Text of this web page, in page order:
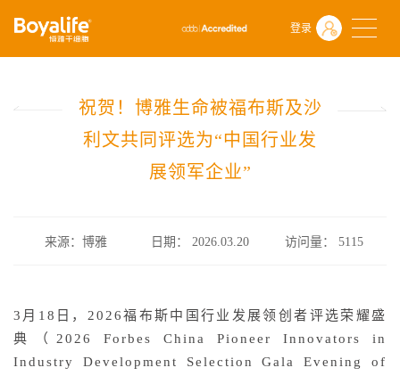
登录
首页 关于博雅干细胞
博雅新闻
祝贺！博雅生命被福布斯及沙利文共同评选为“中国行业发展领军企业”
祝贺！博雅生命被福布斯及沙
利文共同评选为“中国行业发
展领军企业”
来源：博雅 日期： 2026.03.20 访问量：5115
3月18日，2026福布斯中国行业发展领创者评选荣耀盛
典（2026 Forbes China Pioneer Innovators in
Industry Development Selection Gala Evening of